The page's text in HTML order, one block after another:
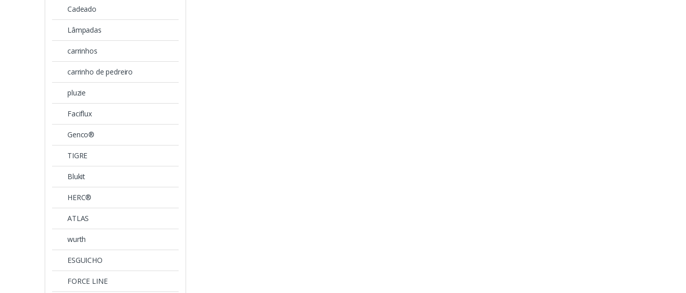
Cadeado
Lâmpadas
carrinhos
carrinho de pedreiro
pluzie
Faciflux
Genco®
TIGRE
Blukit
HERC®
ATLAS
wurth
ESGUICHO
FORCE LINE